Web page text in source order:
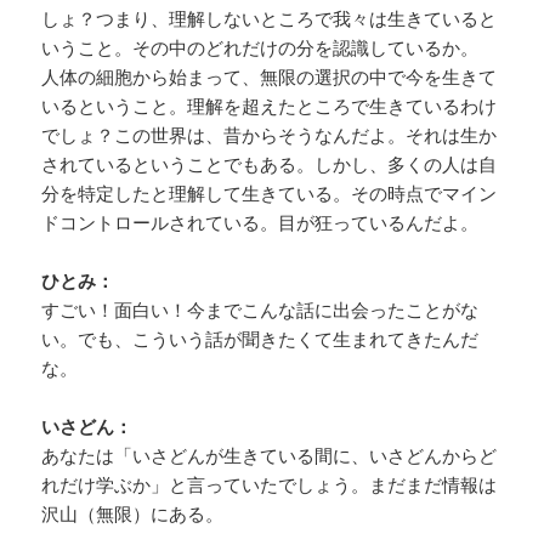
しょ？つまり、理解しないところで我々は生きていると
いうこと。その中のどれだけの分を認識しているか。
人体の細胞から始まって、無限の選択の中で今を生きて
いるということ。理解を超えたところで生きているわけ
でしょ？この世界は、昔からそうなんだよ。それは生か
されているということでもある。しかし、多くの人は自
分を特定したと理解して生きている。その時点でマイン
ドコントロールされている。目が狂っているんだよ。
ひとみ：
すごい！面白い！今までこんな話に出会ったことがな
い。でも、こういう話が聞きたくて生まれてきたんだ
な。
いさどん：
あなたは「いさどんが生きている間に、いさどんからど
れだけ学ぶか」と言っていたでしょう。まだまだ情報は
沢山（無限）にある。